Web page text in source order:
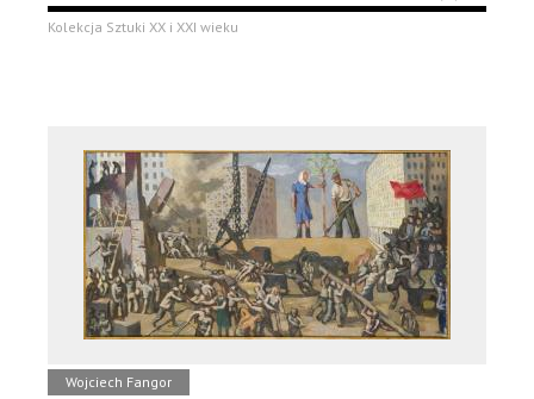
Kolekcja Sztuki XX i XXI wieku
Wojciech Fangor